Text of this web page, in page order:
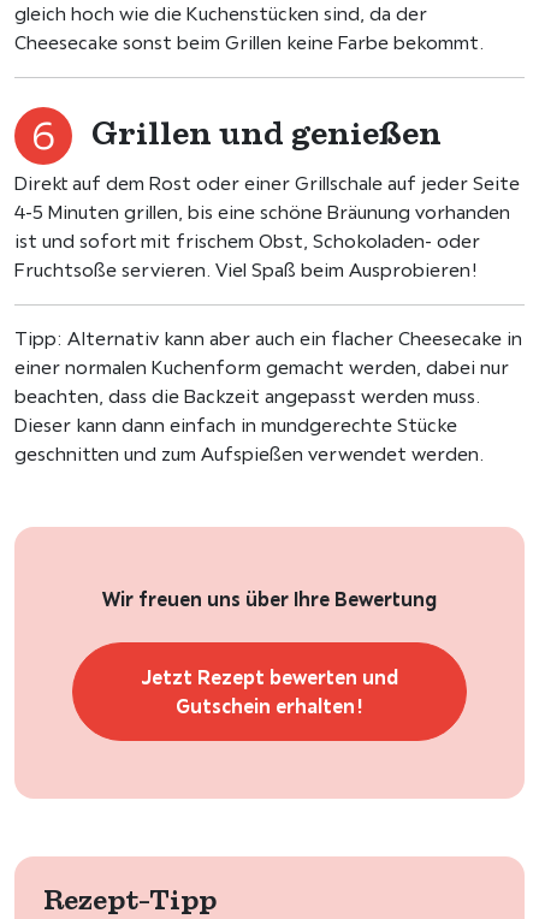
gleich hoch wie die Kuchenstücken sind, da der
Cheesecake sonst beim Grillen keine Farbe bekommt.
Grillen und genießen
Direkt auf dem Rost oder einer Grillschale auf jeder Seite
4-5 Minuten grillen, bis eine schöne Bräunung vorhanden
ist und sofort mit frischem Obst, Schokoladen- oder
Fruchtsoße servieren. Viel Spaß beim Ausprobieren!
Tipp: Alternativ kann aber auch ein flacher Cheesecake in
einer normalen Kuchenform gemacht werden, dabei nur
beachten, dass die Backzeit angepasst werden muss.
Dieser kann dann einfach in mundgerechte Stücke
geschnitten und zum Aufspießen verwendet werden.
Wir freuen uns über Ihre Bewertung
Jetzt Rezept bewerten und
Gutschein erhalten!
Rezept-Tipp